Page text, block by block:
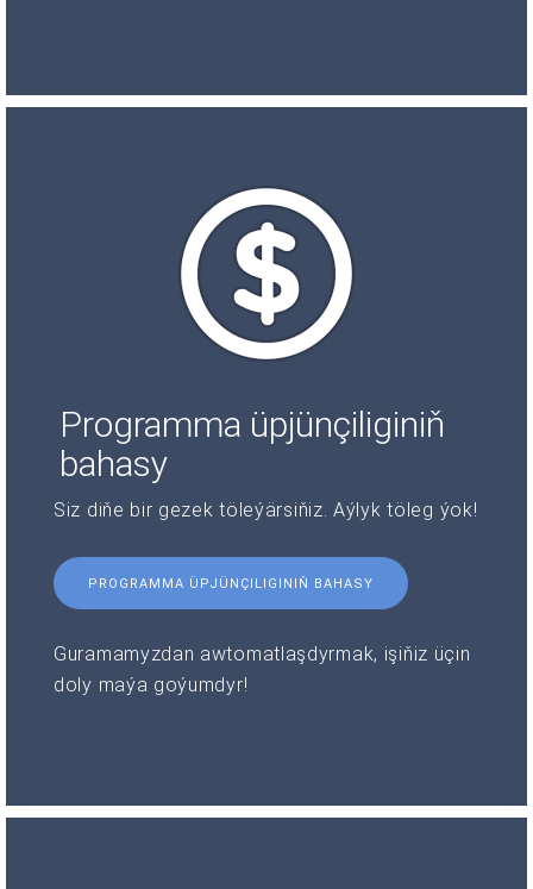
Programma üpjünçiliginiň
bahasy
Siz diňe bir gezek töleýärsiňiz. Aýlyk töleg ýok!
PROGRAMMA ÜPJÜNÇILIGINIŇ BAHASY
Guramamyzdan awtomatlaşdyrmak, işiňiz üçin
doly maýa goýumdyr!